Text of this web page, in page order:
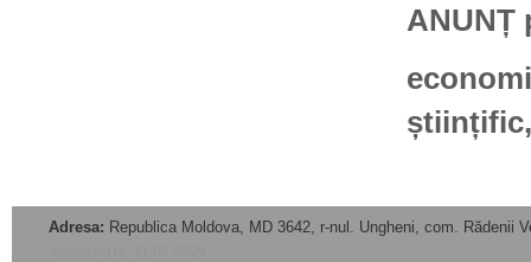
ANUNȚ
Adresa: Republica Moldova, MD 3642, r-nul. Ungheni, com. Rădenii